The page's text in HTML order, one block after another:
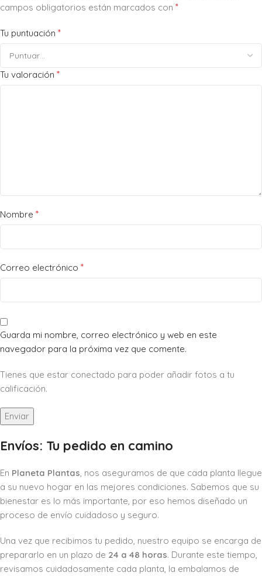
campos obligatorios están marcados con *
Tu puntuación *
Tu valoración *
Nombre *
Correo electrónico *
Guarda mi nombre, correo electrónico y web en este
navegador para la próxima vez que comente.
Tienes que estar conectado para poder añadir fotos a tu
calificación.
Envíos: Tu pedido en camino
En Planeta Plantas, nos aseguramos de que cada planta llegue
a su nuevo hogar en las mejores condiciones. Sabemos que su
bienestar es lo más importante, por eso hemos diseñado un
proceso de envío cuidadoso y seguro.
Una vez que recibimos tu pedido, nuestro equipo se encarga de
prepararlo en un plazo de 24 a 48 horas. Durante este tiempo,
revisamos cuidadosamente cada planta, la embalamos de